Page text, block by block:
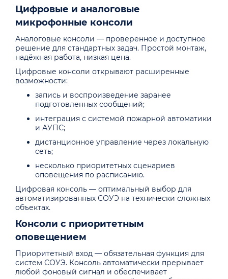
Цифровые и аналоговые
микрофонные консоли
Аналоговые консоли — проверенное и доступное
решение для стандартных задач. Простой монтаж,
надёжная работа, низкая цена.
Цифровые консоли открывают расширенные
возможности:
запись и воспроизведение заранее
подготовленных сообщений;
интеграция с системой пожарной автоматики
и АУПС;
дистанционное управление через локальную
сеть;
несколько приоритетных сценариев
оповещения по расписанию.
Цифровая консоль — оптимальный выбор для
автоматизированных СОУЭ на технически сложных
объектах.
Консоли с приоритетным
оповещением
Приоритетный вход — обязательная функция для
систем СОУЭ. Консоль автоматически прерывает
любой фоновый сигнал и обеспечивает